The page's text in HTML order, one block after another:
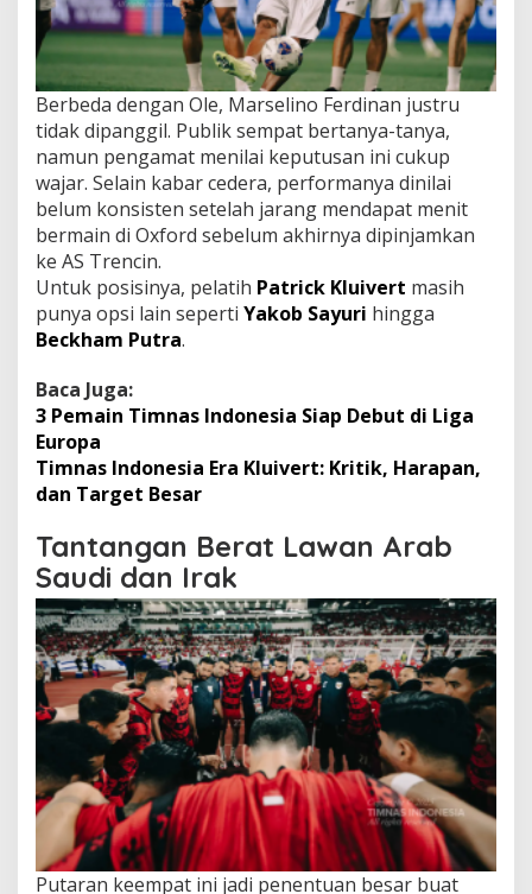
Berbeda dengan Ole, Marselino Ferdinan justru
tidak dipanggil. Publik sempat bertanya-tanya,
namun pengamat menilai keputusan ini cukup
wajar. Selain kabar cedera, performanya dinilai
belum konsisten setelah jarang mendapat menit
bermain di Oxford sebelum akhirnya dipinjamkan
ke AS Trencin.
Untuk posisinya, pelatih Patrick Kluivert masih
punya opsi lain seperti Yakob Sayuri hingga
Beckham Putra.
Baca Juga:
3 Pemain Timnas Indonesia Siap Debut di Liga
Europa
Timnas Indonesia Era Kluivert: Kritik, Harapan,
dan Target Besar
Tantangan Berat Lawan Arab
Saudi dan Irak
Putaran keempat ini jadi penentuan besar buat